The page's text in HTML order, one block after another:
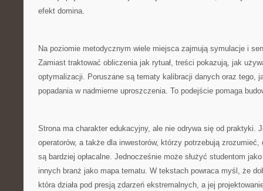
efekt domina.
Na poziomie metodycznym wiele miejsca zajmują symulacje i
Zamiast traktować obliczenia jak rytuał, treści pokazują, jak
optymalizacji. Poruszane są tematy kalibracji danych oraz tego,
popadania w nadmierne uproszczenia. To podejście pomaga
Strona ma charakter edukacyjny, ale nie odrywa się od praktyki.
operatorów, a także dla inwestorów, którzy potrzebują zrozumieć,
są bardziej opłacalne. Jednocześnie może służyć studentom
innych branż jako mapa tematu. W tekstach powraca myśl, że
która działa pod presją zdarzeń ekstremalnych, a jej